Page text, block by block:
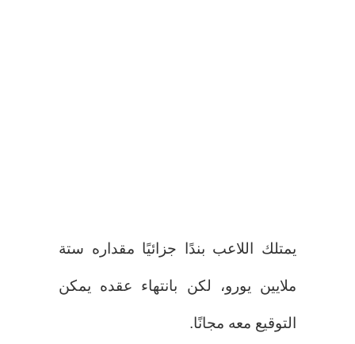
يمتلك اللاعب بندًا جزائيًا مقداره ستة
ملايين يورو، لكن بانتهاء عقده يمكن
التوقيع معه مجانًا.